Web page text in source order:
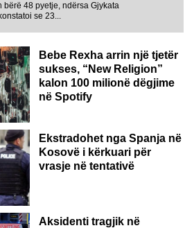
bërë 48 pyetje, ndërsa Gjykata
se 23...
Bebe Rexha arrin një tjetër
sukses, “New Religion”
kalon 100 milionë dëgjime
në Spotify
Ekstradohet nga Spanja në
Kosovë i kërkuari për
vrasje në tentativë
Aksidenti tragjik në